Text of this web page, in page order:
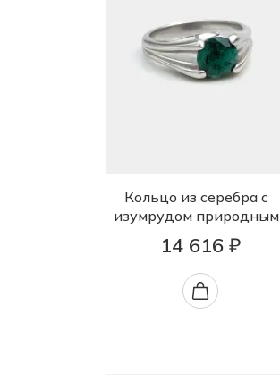
Кольцо из серебра с
изумрудом природным
14 616 ₽